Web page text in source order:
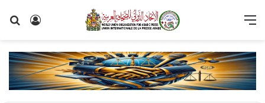
تسجيل
القائمة